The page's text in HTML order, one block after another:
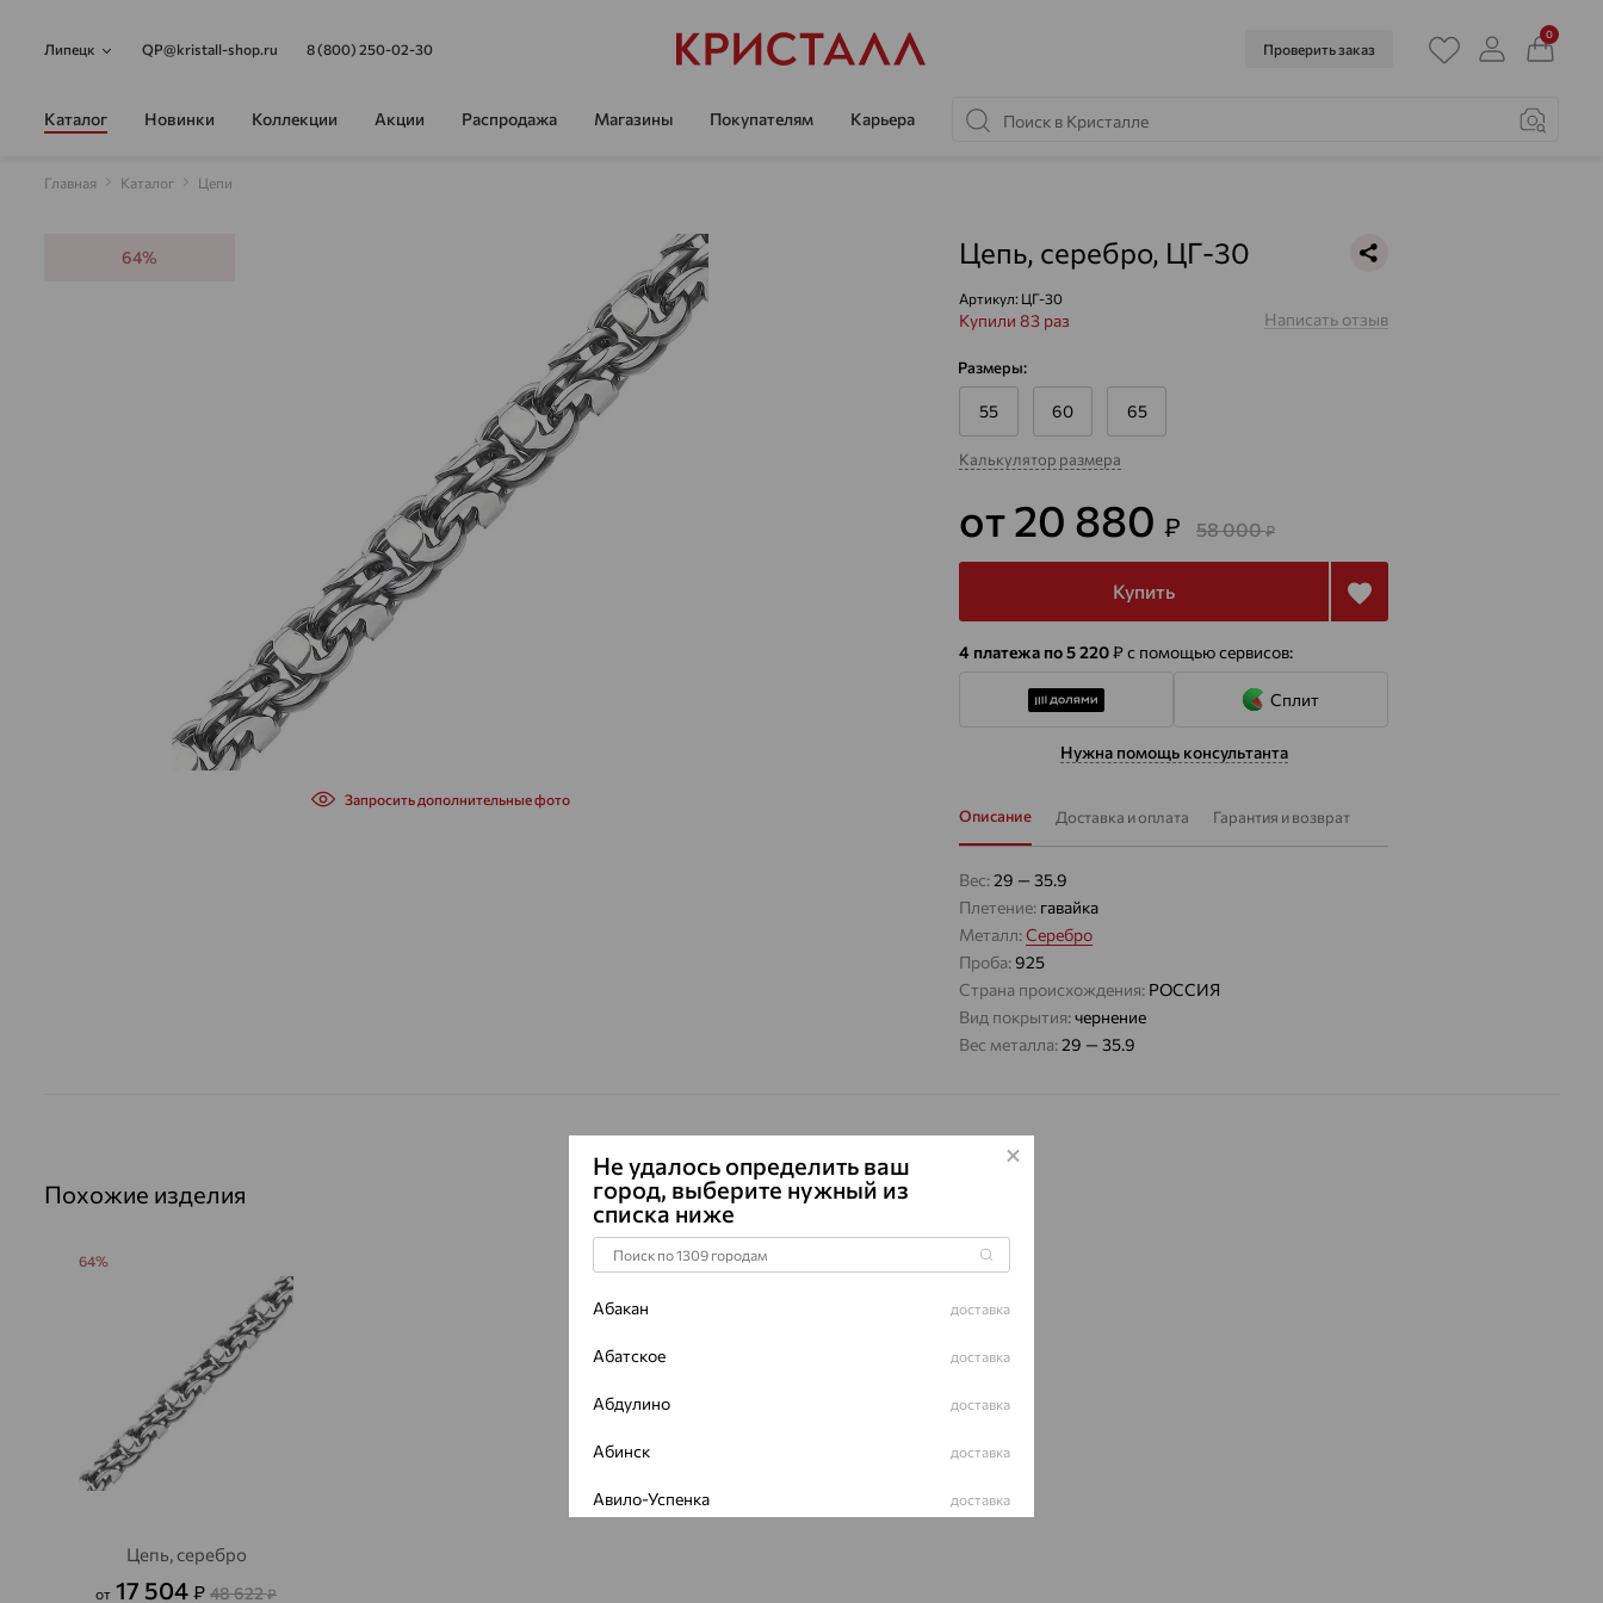
Липецк QP@kristall-shop.ru 8 (800) 250-02-30 Проверить заказ
0
Каталог Новинки Коллекции Акции Распродажа Магазины Покупателям Карьера
Главная Каталог Цепи
64%
Запросить дополнительные фото
Цепь, серебро, ЦГ-30
Артикул: ЦГ-30
Купили 83 раз Написать отзыв
Размеры:
55 60 65
Калькулятор размера
от 20 880 ₽ 58 000₽
Купить
4 платежа по 5 220₽с помощью сервисов:
Сплит
Нужна помощь консультанта
Описание Доставка и оплата Гарантия и возврат
Вес:29 — 35.9
Плетение: гавайка
Металл:Серебро
Проба:925
Страна происхождения: РОССИЯ
Вид покрытия:чернение
Вес металла:29 — 35.9
Похожие изделия
Цепь, серебро
от 17 504 ₽ 48 622₽
64%
Не удалось определить ваш
город, выберите нужный из
списка ниже
Абакан доставка
Абатское доставка
Абдулино доставка
Абинск доставка
Авило-Успенка доставка